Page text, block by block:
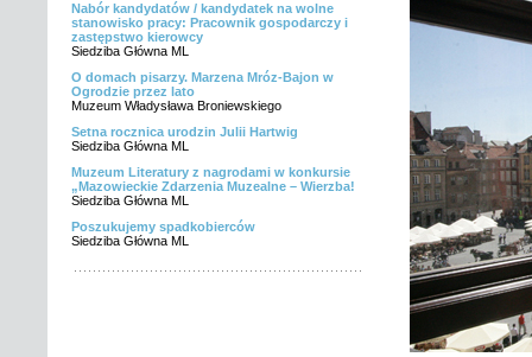
Nabór kandydatów / kandydatek na wolne
stanowisko pracy: Pracownik gospodarczy i
zastępstwo kierowcy
Siedziba Główna ML
O domach pisarzy. Marzena Mróz-Bajon w
Ogrodzie przez lato
Muzeum Władysława Broniewskiego
Setna rocznica urodzin Julii Hartwig
Siedziba Główna ML
Muzeum Literatury z nagrodami w konkursie
„Mazowieckie Zdarzenia Muzealne – Wierzba!
Siedziba Główna ML
Poszukujemy spadkobierców
Siedziba Główna ML